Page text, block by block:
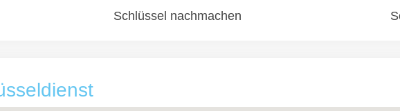
Schlüssel nachmachen